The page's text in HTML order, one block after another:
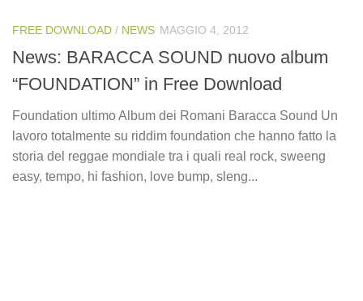
FREE DOWNLOAD / NEWS MAGGIO 4, 2012
News: BARACCA SOUND nuovo album
“FOUNDATION” in Free Download
Foundation ultimo Album dei Romani Baracca Sound Un
lavoro totalmente su riddim foundation che hanno fatto la
storia del reggae mondiale tra i quali real rock, sweeng
easy, tempo, hi fashion, love bump, sleng...